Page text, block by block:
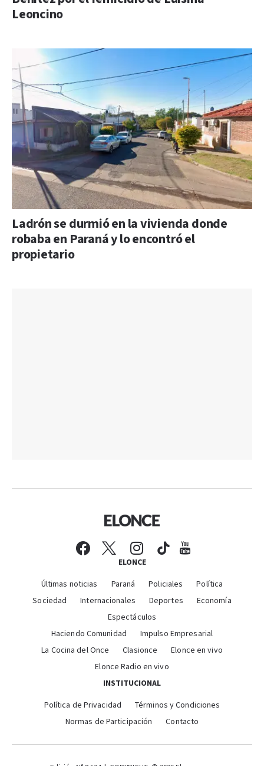
Leoncino
Ladrón se durmió en la vivienda donde
robaba en Paraná y lo encontró el
propietario
ELONCE
Últimas noticias Paraná Policiales
Política
Sociedad
Internacionales Deportes
Economía
Espectáculos
Haciendo Comunidad
Impulso Empresarial
La Cocina del Once
Clasionce
Elonce en vivo
Elonce Radio en vivo
INSTITUCIONAL
Política de Privacidad
Términos y Condiciones
Normas de Participación
Contacto